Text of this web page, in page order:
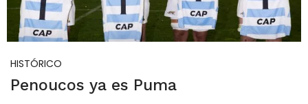
HISTÓRICO
Penoucos ya es Puma